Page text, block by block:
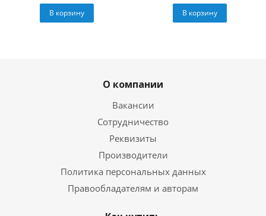
В корзину В корзину
О компании
Вакансии
Сотрудничество
Реквизиты
Производители
Политика персональных данных
Правообладателям и авторам